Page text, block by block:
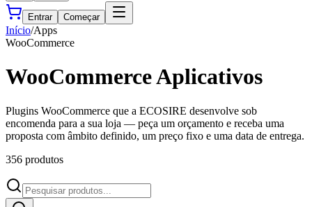
Entrar Começar
Início/Apps
WooCommerce
WooCommerce Aplicativos
Plugins WooCommerce que a ECOSIRE desenvolve sob
encomenda para a sua loja — peça um orçamento e receba uma
proposta com âmbito definido, um preço fixo e uma data de entrega.
356 produtos